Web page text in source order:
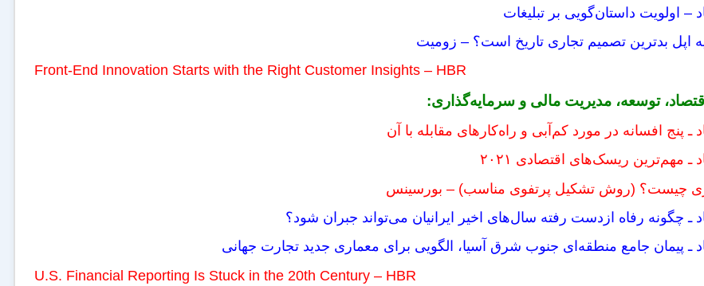
– اولویت داستان‌گویی بر تبلیغات
اپل بدترین تصمیم تجاری تاریخ است؟ – زومیت
Front-End Innovation Starts with the Right Customer Insights – HBR
توسعه،مدیریت مالی و سرمایه‌گذاری:
ـ پنج افسانه در مورد کم‌آبی و راه‌کارهای مقابله با آن
ـ مهم‌ترین ریسک‌های اقتصادی ۲۰۲۱
چیست؟ (روش تشکیل پرتفوی مناسب) – بورسینس
ـ چگونه رفاه ازدست رفته سال‌های اخیر ایرانیان می‌تواند جبران شود؟
ـ پیمان جامع منطقه‌ای جنوب شرق آسیا، الگویی برای معماری جدید تجارت جهانی
U.S. Financial Reporting Is Stuck in the 20th Century – HBR